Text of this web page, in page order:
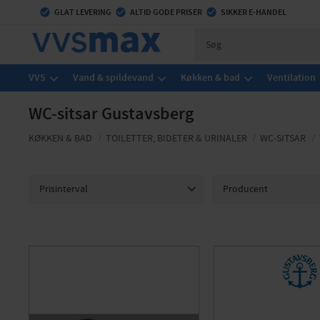
check_circle GLAT LEVERING check_circle ALTID GODE PRISER check_circle SIKKER E-HANDEL
VVS Vand & spildevand Køkken & bad Ventilation
WC-sitsar Gustavsberg
KØKKEN & BAD TOILETTER, BIDETER & URINALER WC-SITSAR
Prisinterval Producent